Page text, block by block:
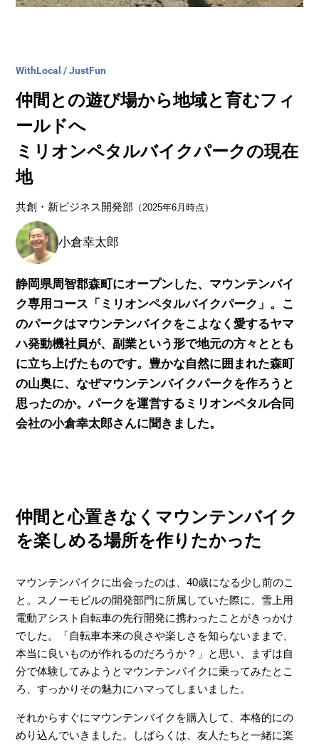
WithLocal / JustFun
仲間との遊び場から地域と育むフィ
ールドへ
ミリオンペタルバイクパークの現在
地
共創・新ビジネス開発部 （2025年6月時点）
小倉幸太郎
静岡県周智郡森町にオープンした、マウンテンバイ
ク専用コース「ミリオンペタルバイクパーク」。こ
のパークはマウンテンバイクをこよなく愛するヤマ
ハ発動機社員が、副業という形で地元の方々ととも
に立ち上げたものです。豊かな自然に囲まれた森町
の山奥に、なぜマウンテンバイクパークを作ろうと
思ったのか。パークを運営するミリオンペタル合同
会社の小倉幸太郎さんに聞きました。
仲間と心置きなくマウンテンバイク
を楽しめる場所を作りたかった
マウンテンバイクに出会ったのは、40歳になる少し前のこ
と。スノーモビルの開発部門に所属していた際に、雪上用
電動アシスト自転車の先行開発に携わったことがきっかけ
でした。「自転車本来の良さや楽しさを知らないままで、
本当に良いものが作れるのだろうか？」と思い、まずは自
分で体験してみようとマウンテンバイクに乗ってみたとこ
ろ、すっかりその魅力にハマってしまいました。
それからすぐにマウンテンバイクを購入して、本格的にの
めり込んでいきました。しばらくは、友人たちと一緒に楽